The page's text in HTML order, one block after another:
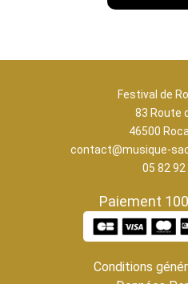
Festival de
83 Route
46500
contact@musique-
05 82 92
Paiement
Conditions